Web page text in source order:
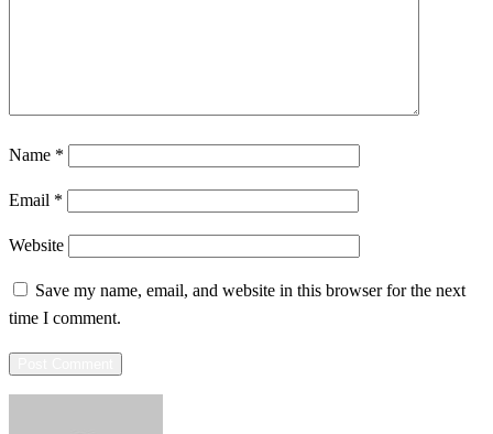
Name *
Email *
Website
Save my name, email, and website in this browser for the next
time I comment.